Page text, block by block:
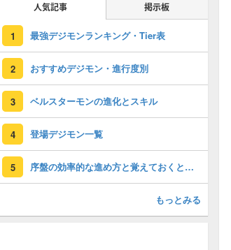
人気記事 掲示板
1 最強デジモンランキング・Tier表
2 おすすめデジモン・進行度別
3 ベルスターモンの進化とスキル
4 登場デジモン一覧
5 序盤の効率的な進め方と覚えておくと役立つ知識
もっとみる